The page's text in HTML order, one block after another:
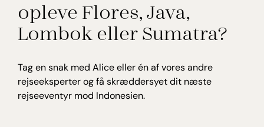
opleve Flores, Java,
Lombok eller Sumatra?
Tag en snak med Alice eller én af vores andre
rejseeksperter og få skræddersyet dit næste
rejseeventyr mod Indonesien.